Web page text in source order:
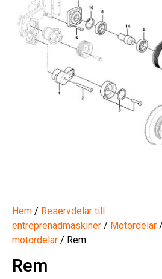
Hem / Reservdelar till
entreprenadmaskiner / Motordelar /
motordelar / Rem
Rem